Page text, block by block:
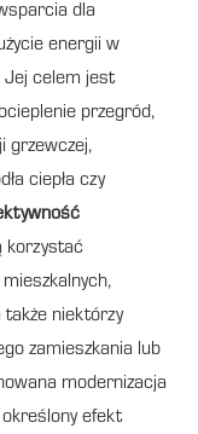
dla
energii w
Jej celem jest
przegród,
grzewczej,
ciepła czy
korzystać
mieszkalnych,
także niektórzy
zamieszkania lub
modernizacja
efekt